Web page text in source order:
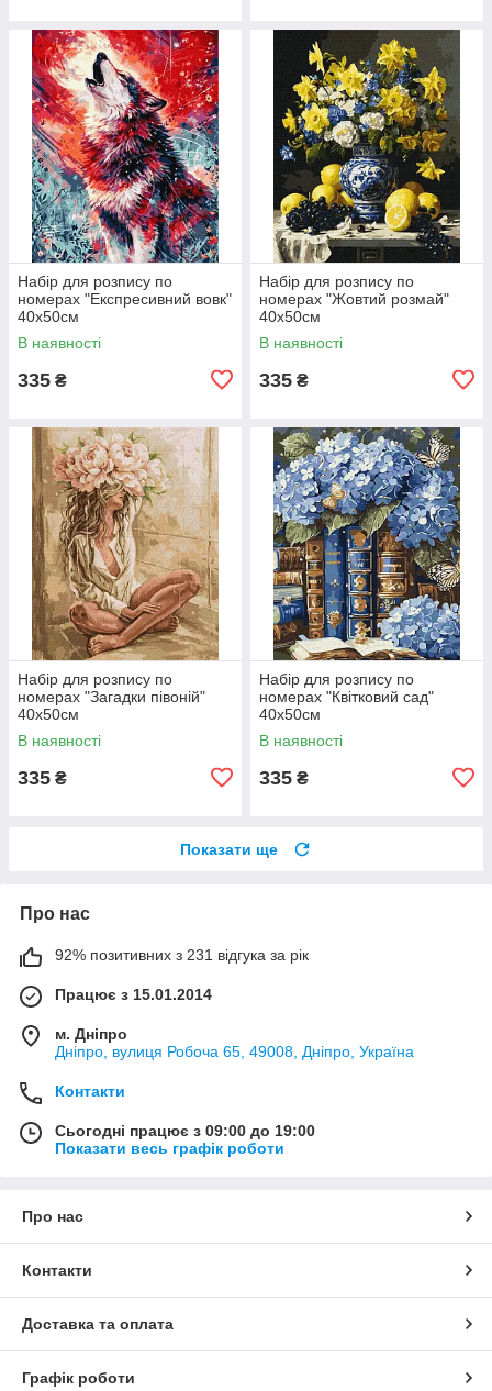
Набір для розпису по
номерах "Експресивний вовк"
40х50см
В наявності
335 ₴
Набір для розпису по
номерах "Жовтий розмай"
40х50см
В наявності
335 ₴
Набір для розпису по
номерах "Загадки півоній"
40х50см
В наявності
335 ₴
Набір для розпису по
номерах "Квітковий сад"
40х50см
В наявності
335 ₴
Показати ще
Про нас
92% позитивних з 231 відгука за рік
Працює з 15.01.2014
м. Дніпро
Дніпро, вулиця Робоча 65, 49008, Дніпро, Україна
Контакти
Сьогодні працює з 09:00 до 19:00
Показати весь графік роботи
Про нас
Контакти
Доставка та оплата
Графік роботи